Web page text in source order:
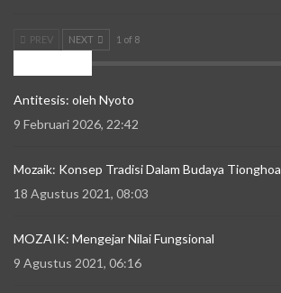
PREV NEXT 1 of 8
Antitesis: oleh Nyoto
9 Februari 2026, 22:42
Mozaik: Konsep Tradisi Dalam Budaya Tionghoa
18 Agustus 2021, 08:03
MOZAIK: Mengejar Nilai Fungsional
9 Agustus 2021, 06:16